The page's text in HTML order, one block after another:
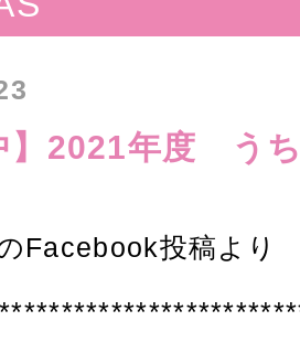
】2021年度 う
Facebook投稿より